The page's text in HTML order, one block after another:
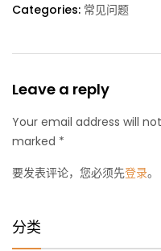
Categories: 常见问题
Leave a reply
Your email address will
marked *
要发表评论，您必须先登录。
分类